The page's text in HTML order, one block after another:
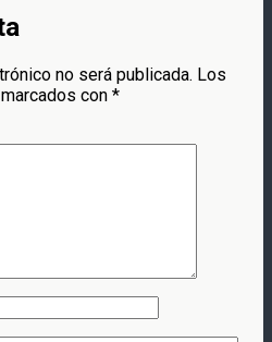
no será publicada. Los
con *